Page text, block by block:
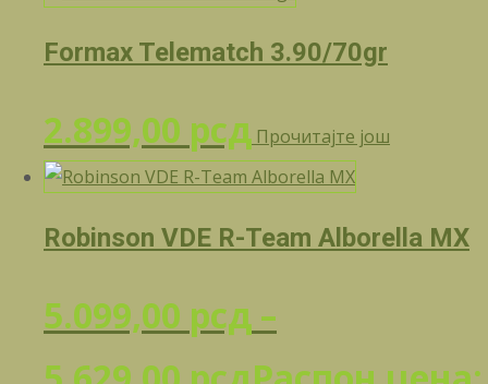
Formax Telematch 3.90/70gr
2.899,00 рсд Прочитајте још
Robinson VDE R-Team Alborella MX
5.099,00 рсд –